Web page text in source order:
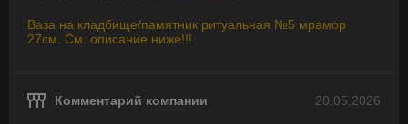
Ваза на кладбище/памятник ритуальная №5 мрамор
27см. См. описание ниже!!!
20.05.2026
Комментарий компании